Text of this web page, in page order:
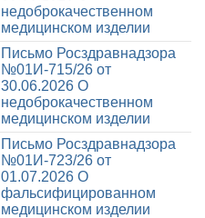
недоброкачественном
медицинском изделии
Письмо Росздравнадзора
№01И-715/26 от
30.06.2026 О
недоброкачественном
медицинском изделии
Письмо Росздравнадзора
№01И-723/26 от
01.07.2026 О
фальсифицированном
медицинском изделии